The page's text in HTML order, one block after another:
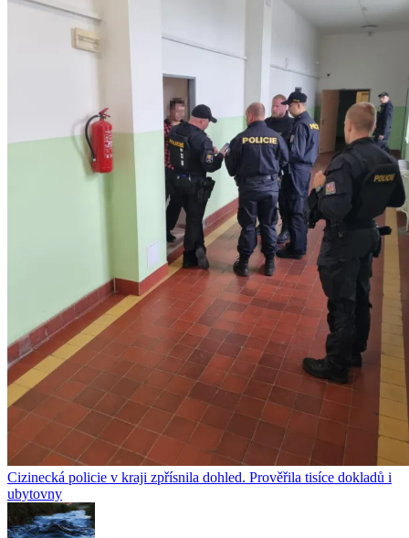
Cizinecká policie v kraji zpřísnila dohled. Prověřila tisíce dokladů i
ubytovny